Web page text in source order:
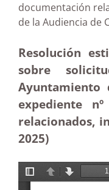
documentación
de la
Resolución
sobre
Ayuntamiento
expediente
relacionados,
2025)